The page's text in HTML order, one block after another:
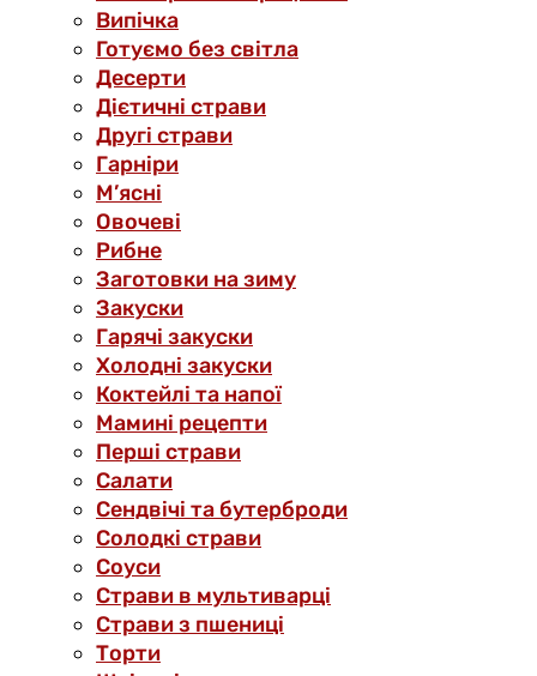
Випічка
Готуємо без світла
Десерти
Дієтичні страви
Другі страви
Гарніри
М’ясні
Овочеві
Рибне
Заготовки на зиму
Закуски
Гарячі закуски
Холодні закуски
Коктейлі та напої
Мамині рецепти
Перші страви
Салати
Сендвічі та бутерброди
Солодкі страви
Соуси
Страви в мультиварці
Страви з пшениці
Торти